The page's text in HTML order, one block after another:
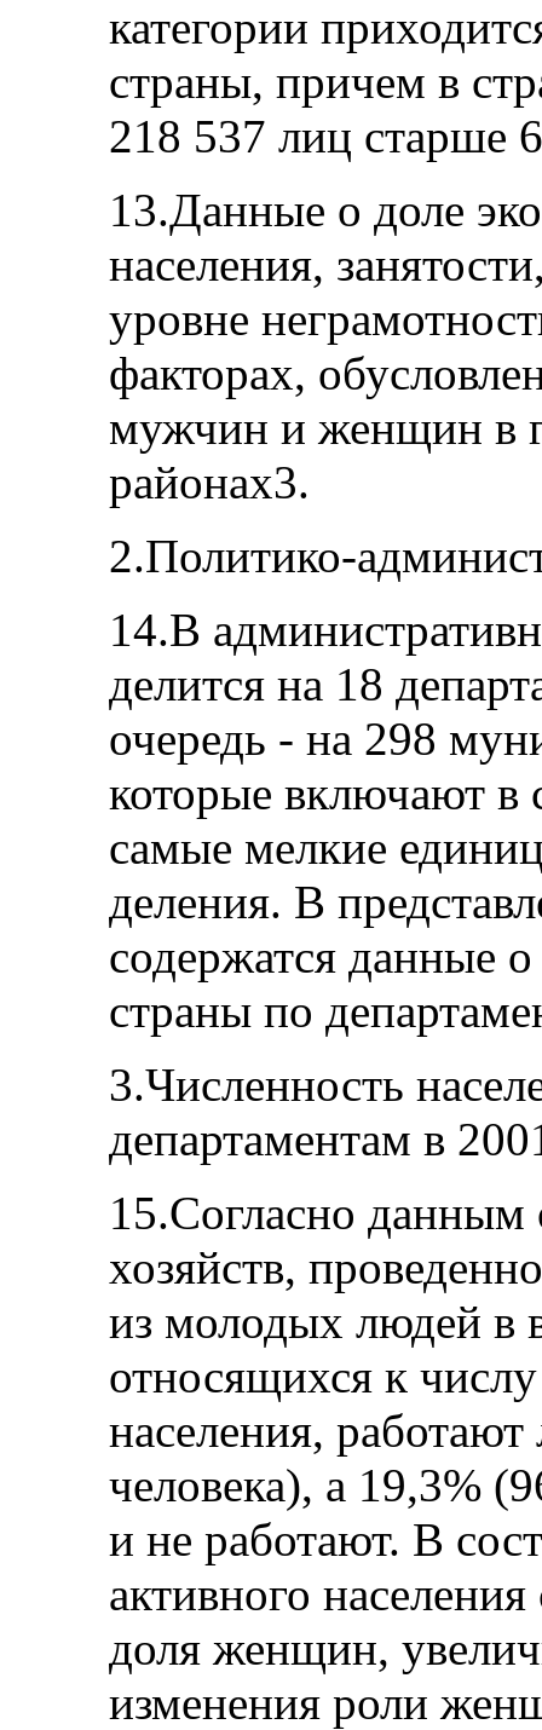
категории
страны, причем в
218 537 лиц старше
13.Данные о доле
населения,
уровне
факторах,
мужчин и женщин в
районах3.
2.Политико-
14.В
делится на 18
очередь - на 298
которые включают в
самые мелкие
деления. В
содержатся данные
страны по
3.Численность
департаментам в
15.Согласно
хозяйств,
из молодых людей в
относящихся к
населения,
человека), а 19,3%
и не работают. В
активного
доля женщин,
изменения роли